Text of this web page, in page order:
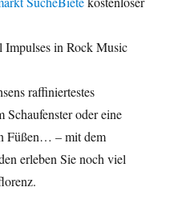
Impulses in Rock Music
raffiniertestes
Schaufenster oder eine
Füßen… – mit dem
erleben Sie noch viel